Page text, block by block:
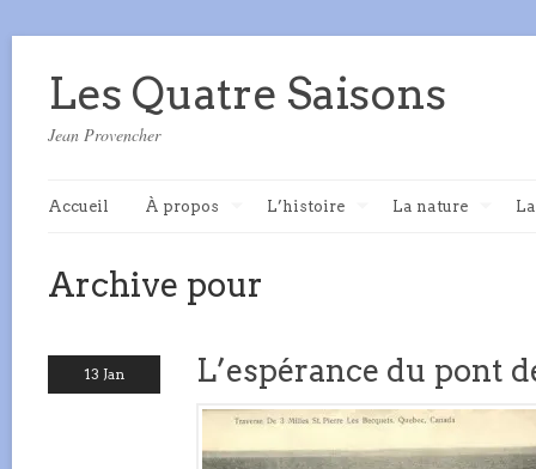
Les Quatre Saisons
Jean Provencher
Accueil À propos L’histoire La nature
Archive pour
13 Jan L’espérance du pont